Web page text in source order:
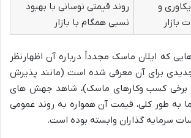
و
بازار
روند قیمتی نوسانی با بهبود
نسبی همگام با بازار
که ایلان ماسک مجدداً درباره آن اظهارنظر
جدیدی برای آن معرفی شده است (مانند پذیرش
برخی کسب وکارهای ماسک)، شاهد جهش های
به طور کلی، قیمت آن همواره به روند عمومی
سرمایه گذاران وابسته بوده است.